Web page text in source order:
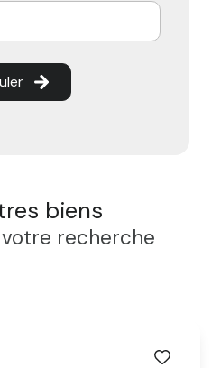
biens
recherche